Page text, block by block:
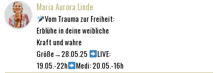
Maria Aurora Linde
Vom Trauma zur Freiheit:
Erblühe in deine weibliche
Kraft und wahre
Größe→28.05.25
LIVE:
19.05.-22h
Medi: 20.05.-16h